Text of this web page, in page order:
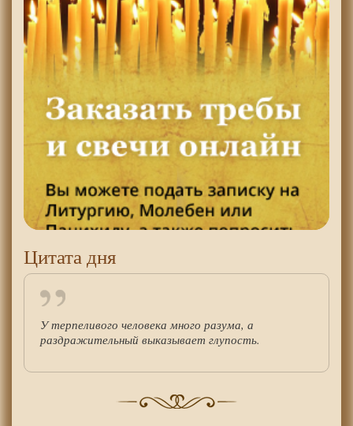
Цитата дня
У терпеливого человека много разума, а
раздражительный выказывает глупость.